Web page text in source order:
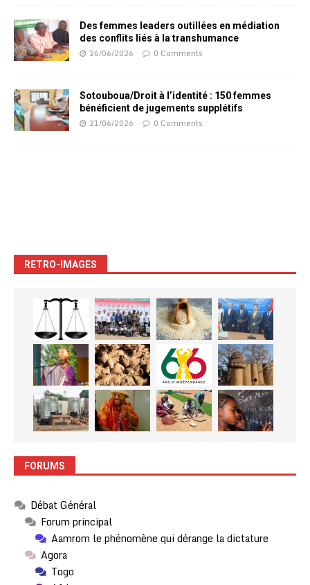
Des femmes leaders outillées en médiation
des conflits liés à la transhumance
26/06/2026 0 Comments
Sotouboua/Droit à l’identité : 150 femmes
bénéficient de jugements supplétifs
21/06/2026 0 Comments
RETRO-IMAGES
FORUMS
Débat Général
Forum principal
Aamrom le phénomène qui dérange la dictature
Agora
Togo